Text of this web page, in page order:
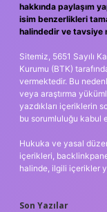
hakkında paylaşım
isim benzerlikleri
halindedir ve tavsiye
Sitemiz, 5651 Sayılı
Kurumu (BTK)
vermektedir. Bu
veya araştırma
yazdıkları içeriklerin
bu sorumluluğu kabul
Hukuka ve yasal
içerikleri,
halinde, ilgili içerikler
Son Yazılar